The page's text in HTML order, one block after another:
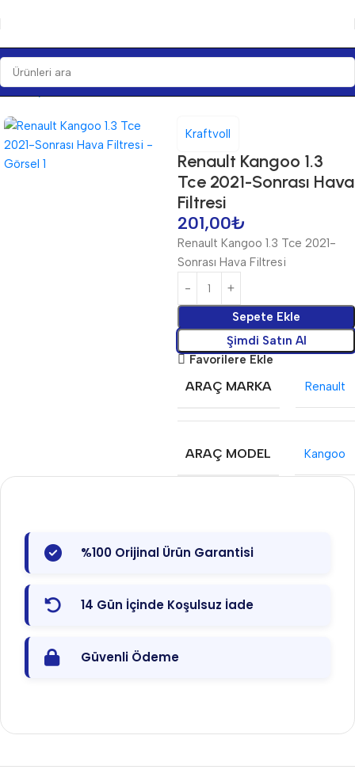
Ana Sayfa Bakım Ürünleri Filtre Hava Filtreleri
Kraftvoll
Renault Kangoo 1.3
Tce 2021-Sonrası Hava
Filtresi
201,00₺
Renault Kangoo 1.3 Tce 2021-
Sonrası Hava Filtresi
Sepete Ekle
Şimdi Satın Al
Favorilere Ekle
ARAÇ MARKA Renault
ARAÇ MODEL Kangoo
%100 Orijinal Ürün Garantisi
14 Gün İçinde Koşulsuz İade
Güvenli Ödeme